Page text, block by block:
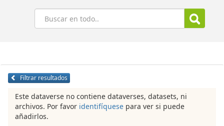
Buscar
Filtrar resultados
Este dataverse no contiene dataverses, datasets, ni
archivos. Por favor identifíquese para ver si puede
añadirlos.